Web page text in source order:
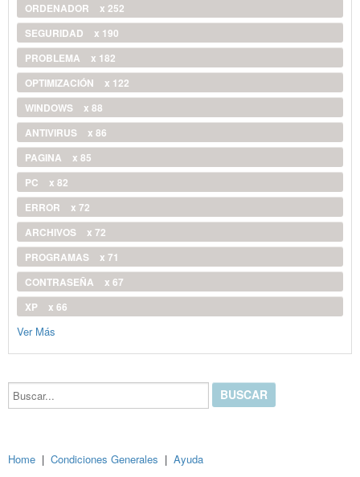
ORDENADOR
x 252
SEGURIDAD
x 190
PROBLEMA
x 182
OPTIMIZACIÓN
x 122
WINDOWS
x 88
ANTIVIRUS
x 86
PAGINA
x 85
PC
x 82
ERROR
x 72
ARCHIVOS
x 72
PROGRAMAS
x 71
CONTRASEÑA
x 67
XP
x 66
Ver Más
Buscar...
Home | Condiciones Generales | Ayuda